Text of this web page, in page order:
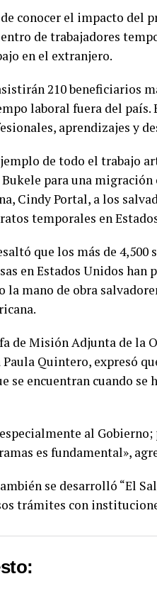
conocer el impacto del
de trabajadores
en el extranjero.
210 beneficiarios
laboral fuera del país.
aprendizajes y
de todo el trabajo
para una
Cindy Portal, a los
temporales en
que los más de 4,500
en Estados Unidos
la mano de obra
de Misión Adjunta de la
Quintero, expresó
se encuentran cuando se
al
es fundamental»,
se desarrolló “El
trámites con